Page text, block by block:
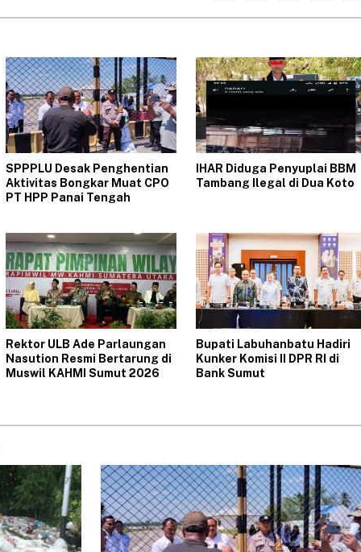
‎SPPPLU Desak Penghentian
Aktivitas Bongkar Muat CPO
PT HPP Panai Tengah‎
‎IHAR Diduga Penyuplai BBM
Tambang Ilegal di Dua Koto‎
Rektor ULB Ade Parlaungan
Nasution Resmi Bertarung di
Muswil KAHMI Sumut 2026
‎Bupati Labuhanbatu Hadiri
Kunker Komisi II DPR RI di
Bank Sumut‎